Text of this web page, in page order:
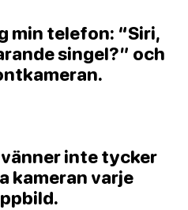
min telefon: “Siri,
singel?” och
inte tycker
kameran varje